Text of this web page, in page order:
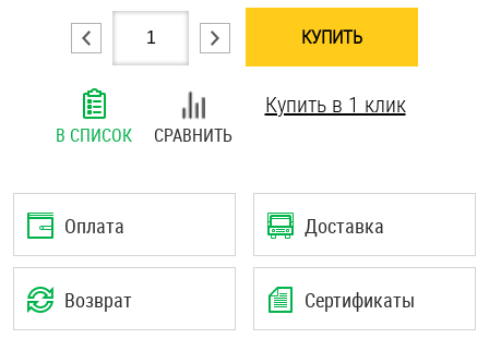
КУПИТЬ
В СПИСОК СРАВНИТЬ
Купить в 1 клик
Оплата Доставка
Возврат Сертификаты